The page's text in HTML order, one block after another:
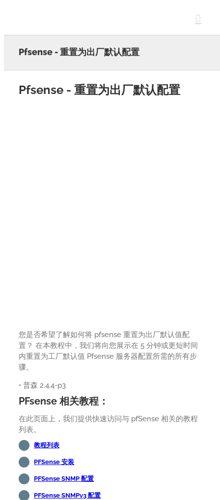
Pfsense - 重置为出厂默认配置
Pfsense - 重置为出厂默认配置
您是否希望了解如何将 pfsense 重置为出厂默认值配
置？ 在本教程中，我们将向您展示在 5 分钟或更短时间
内重置为工厂默认值 Pfsense 服务器配置所需的所有步
骤。
• 普森 2.4.4-p3
PFsense 相关教程：
在此页面上，我们提供快速访问与 pfSense 相关的教程
列表。
教程列表
PFSense 安装
PFSense SNMP 配置
PFSense SNMPv3 配置